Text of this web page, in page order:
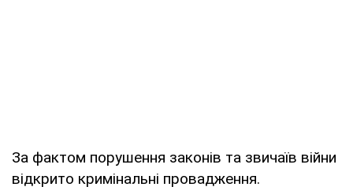
За фактом порушення законів та звичаїв війни
відкрито кримінальні провадження.